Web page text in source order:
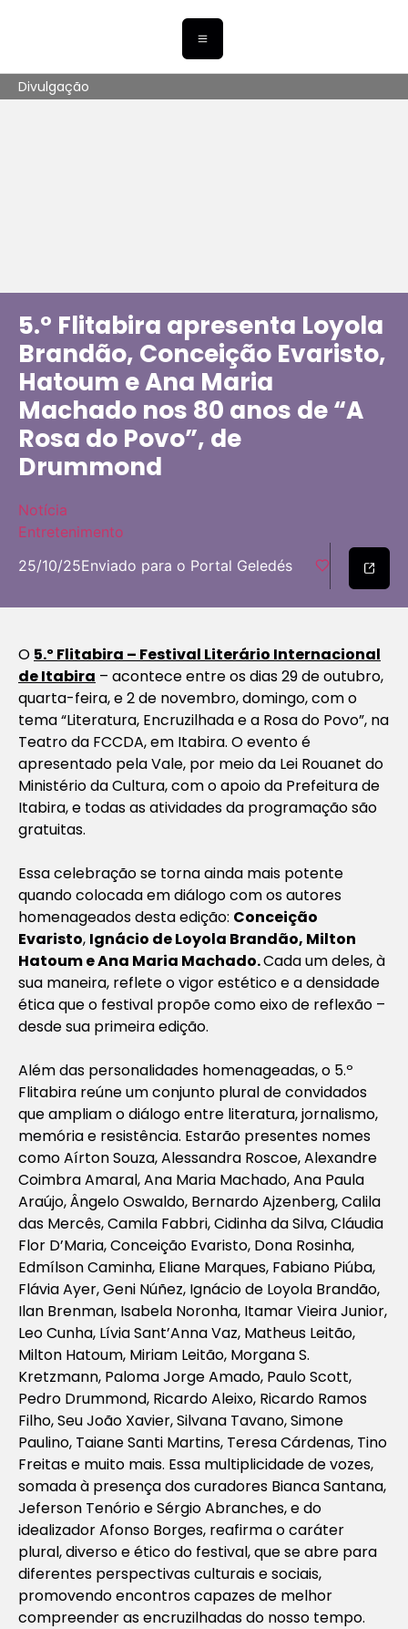
Divulgação
5.º Flitabira apresenta Loyola
Brandão, Conceição Evaristo,
Hatoum e Ana Maria
Machado nos 80 anos de “A
Rosa do Povo”, de
Drummond
Notícia
Entretenimento
25/10/25Enviado para o Portal Geledés
O 5.º Flitabira – Festival Literário Internacional
de Itabira – acontece entre os dias 29 de outubro,
quarta-feira, e 2 de novembro, domingo, com o
tema “Literatura, Encruzilhada e a Rosa do Povo”, na
Teatro da FCCDA, em Itabira. O evento é
apresentado pela Vale, por meio da Lei Rouanet do
Ministério da Cultura, com o apoio da Prefeitura de
Itabira, e todas as atividades da programação são
gratuitas.
Essa celebração se torna ainda mais potente
quando colocada em diálogo com os autores
homenageados desta edição: Conceição
Evaristo, Ignácio de Loyola Brandão, Milton
Hatoum e Ana Maria Machado.Cada um deles, à
sua maneira, reflete o vigor estético e a densidade
ética que o festival propõe como eixo de reflexão –
desde sua primeira edição.
Além das personalidades homenageadas, o 5.º
Flitabira reúne um conjunto plural de convidados
que ampliam o diálogo entre literatura, jornalismo,
memória e resistência. Estarão presentes nomes
como Aírton Souza, Alessandra Roscoe, Alexandre
Coimbra Amaral, Ana Maria Machado, Ana Paula
Araújo, Ângelo Oswaldo, Bernardo Ajzenberg, Calila
das Mercês, Camila Fabbri, Cidinha da Silva, Cláudia
Flor D’Maria, Conceição Evaristo, Dona Rosinha,
Edmílson Caminha, Eliane Marques, Fabiano Piúba,
Flávia Ayer, Geni Núñez, Ignácio de Loyola Brandão,
Ilan Brenman, Isabela Noronha, Itamar Vieira Junior,
Leo Cunha, Lívia Sant’Anna Vaz, Matheus Leitão,
Milton Hatoum, Miriam Leitão, Morgana S.
Kretzmann, Paloma Jorge Amado, Paulo Scott,
Pedro Drummond, Ricardo Aleixo, Ricardo Ramos
Filho, Seu João Xavier, Silvana Tavano, Simone
Paulino, Taiane Santi Martins, Teresa Cárdenas, Tino
Freitas e muito mais. Essa multiplicidade de vozes,
somada à presença dos curadores Bianca Santana,
Jeferson Tenório e Sérgio Abranches, e do
idealizador Afonso Borges, reafirma o caráter
plural, diverso e ético do festival, que se abre para
diferentes perspectivas culturais e sociais,
promovendo encontros capazes de melhor
compreender as encruzilhadas do nosso tempo.